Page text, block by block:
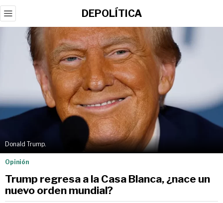
DEPOLÍTICA
Donald Trump.
Opinión
Trump regresa a la Casa Blanca, ¿nace un
nuevo orden mundial?